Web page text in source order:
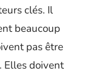
clés. Il
beaucoup
pas être
Elles doivent